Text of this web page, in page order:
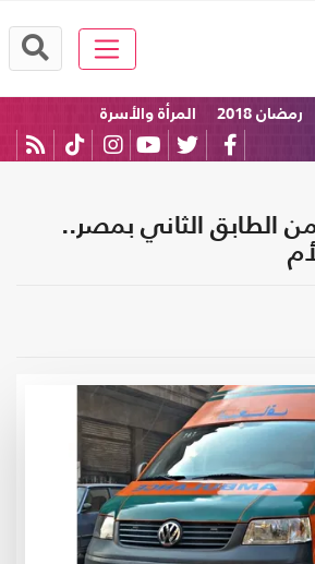
رمضان 2018
المرأة والأسرة
الطابق الثاني بمصر..